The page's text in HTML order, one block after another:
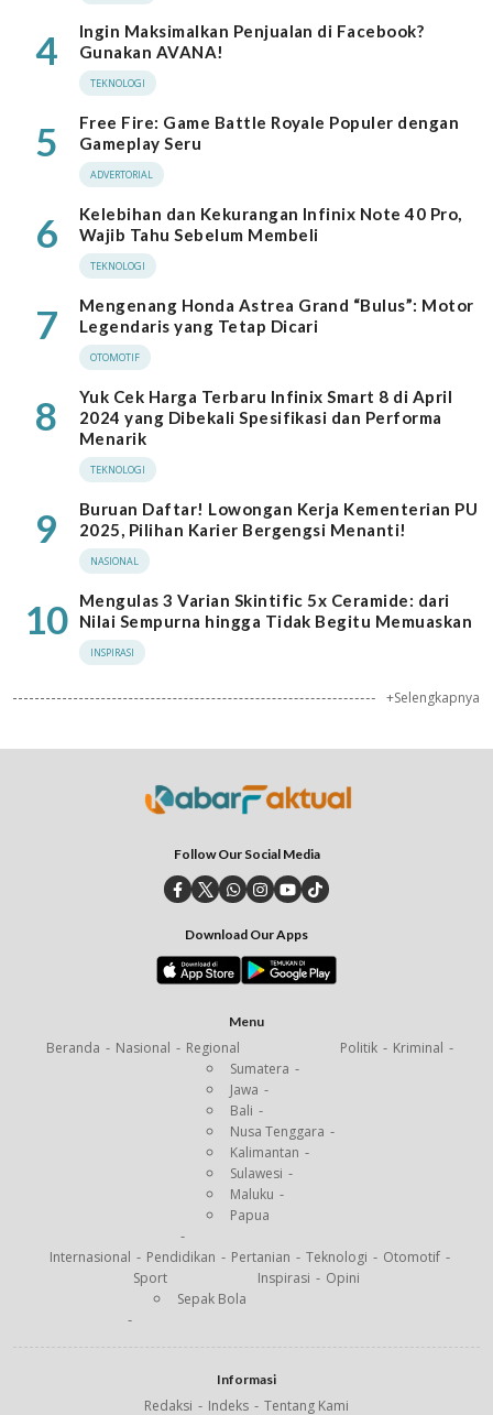
4
Ingin Maksimalkan Penjualan di Facebook?
Gunakan AVANA!
TEKNOLOGI
5
Free Fire: Game Battle Royale Populer dengan
Gameplay Seru
ADVERTORIAL
6
Kelebihan dan Kekurangan Infinix Note 40 Pro,
Wajib Tahu Sebelum Membeli
TEKNOLOGI
7
Mengenang Honda Astrea Grand “Bulus”: Motor
Legendaris yang Tetap Dicari
OTOMOTIF
8
Yuk Cek Harga Terbaru Infinix Smart 8 di April
2024 yang Dibekali Spesifikasi dan Performa
Menarik
TEKNOLOGI
9
Buruan Daftar! Lowongan Kerja Kementerian PU
2025, Pilihan Karier Bergengsi Menanti!
NASIONAL
10
Mengulas 3 Varian Skintific 5x Ceramide: dari
Nilai Sempurna hingga Tidak Begitu Memuaskan
INSPIRASI
+Selengkapnya
Follow Our Social Media
Download Our Apps
Menu
Beranda Nasional
Regional
Sumatera
Jawa
Bali
Nusa Tenggara
Kalimantan
Sulawesi
Maluku
Papua
Politik Kriminal
Internasional Pendidikan Pertanian Teknologi
Otomotif
Sport
Sepak Bola
Inspirasi Opini
Informasi
Redaksi Indeks Tentang Kami